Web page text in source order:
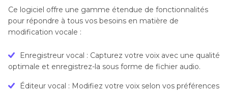
Ce logiciel offre une gamme étendue de fonctionnalités
pour répondre à tous vos besoins en matière de
modification vocale :
Enregistreur vocal : Capturez votre voix avec une qualité
optimale et enregistrez-la sous forme de fichier audio.
Éditeur vocal : Modifiez votre voix selon vos préférences